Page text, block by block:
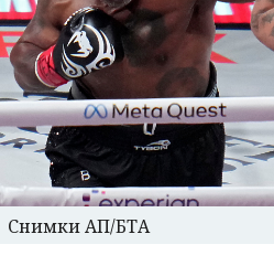
Снимки АП/БТА